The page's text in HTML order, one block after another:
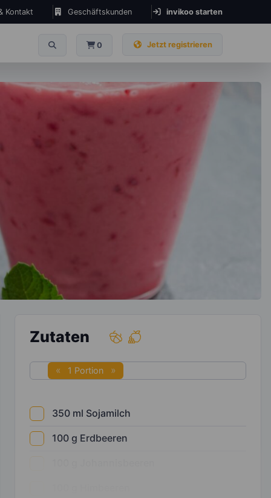
Kontakt Geschäftskunden invikoo starten
0 Jetzt registrieren
Zutaten
1 Portion
350 ml Sojamilch
100 g Erdbeeren